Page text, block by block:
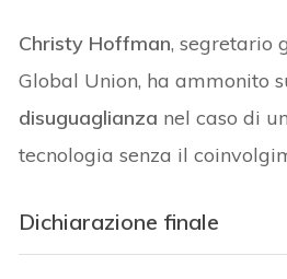
Christy Hoffman, segretario
Global Union, ha ammonito
disuguaglianza nel caso di
tecnologia senza il
Dichiarazione finale